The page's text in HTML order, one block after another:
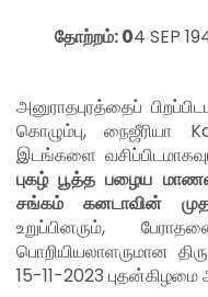
தோற்றம்: 04
அனுராதபுரத்தைப்
கொழும்பு,நைஜீரியா
இடங்களை
புகழ் பூத்த பழைய
சங்கம் கனடாவின்
உறுப்பினரும்,
பொறியியலாளருமான திரு
15-11-2023 புதன்கிழமை